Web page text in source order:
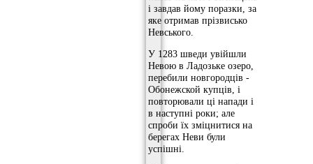
і завдав йому поразки, за
яке отримав прізвисько
Невського.
У 1283 шведи увійшли
Невою в Ладозьке озеро,
перебили новгородців -
Обонежской купців, і
повторювали ці напади і
в наступні роки; але
спроби їх зміцнитися на
берегах Неви були
успішні.